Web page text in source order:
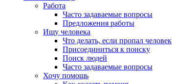
Работа
Часто задаваемые вопросы
Предложения работы
Ищу человека
Что делать, если пропал человек
Присоединиться к поиску
Поиск людей
Часто задаваемые вопросы
Хочу помощь